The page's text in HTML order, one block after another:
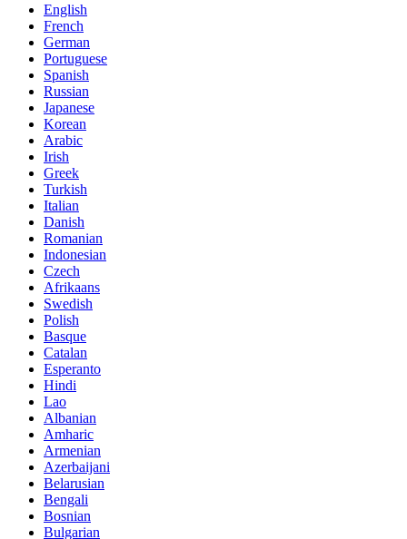
English
French
German
Portuguese
Spanish
Russian
Japanese
Korean
Arabic
Irish
Greek
Turkish
Italian
Danish
Romanian
Indonesian
Czech
Afrikaans
Swedish
Polish
Basque
Catalan
Esperanto
Hindi
Lao
Albanian
Amharic
Armenian
Azerbaijani
Belarusian
Bengali
Bosnian
Bulgarian